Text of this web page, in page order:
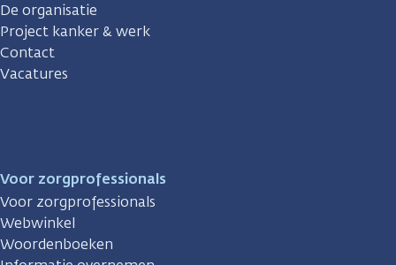
De organisatie
Project kanker & werk
Contact
Vacatures
Voor zorgprofessionals
Voor zorgprofessionals
Webwinkel
Woordenboeken